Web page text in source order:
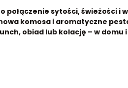
połączenie sytości, świeżości i
komosa i aromatyczne
obiad lub kolację – w domu